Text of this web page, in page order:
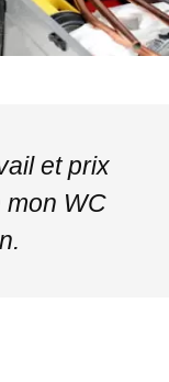
et prix
mon WC